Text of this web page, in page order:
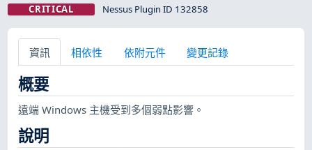
CRITICAL Nessus Plugin ID 132858
資訊 相依性 依附元件 變更記錄
概要
遠端 Windows 主機受到多個弱點影響。
說明